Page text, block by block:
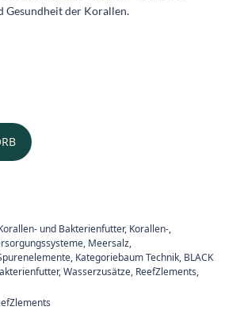
Gesundheit der Korallen.
und Bakterienfutter, Korallen-,
, Meersalz,
, Kategoriebaum Technik, BLACK
,Wasserzusätze, ReefZlements,